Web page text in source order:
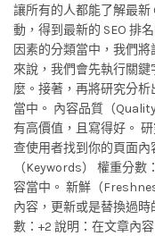
讓所有的人都能了解最新
動，得到最新的 SEO 排
因素的分類當中，我們
來說，我們會先執行關
麼。接著，再將研究分
當中。 內容品質（
有高價值，且寫得好。
查使用者找到你的頁面
（Keywords） 權重分
容當中。 新鮮（
內容，更新或是替換過
數：+2 說明：在文章內